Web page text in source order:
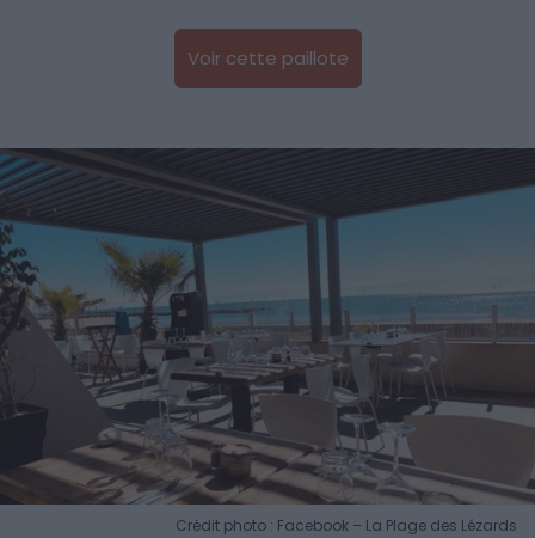
Voir cette paillote
Crédit photo : Facebook – La Plage des Lézards